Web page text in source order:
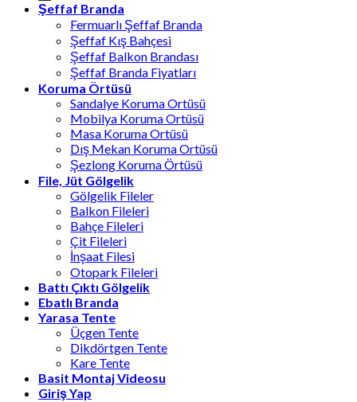
Şeffaf Branda
Fermuarlı Şeffaf Branda
Şeffaf Kış Bahçesi
Şeffaf Balkon Brandası
Şeffaf Branda Fiyatları
Koruma Örtüsü
Sandalye Koruma Ortüsü
Mobilya Koruma Ortüsü
Masa Koruma Ortüsü
Dış Mekan Koruma Ortüsü
Şezlong Koruma Örtüsü
File, Jüt Gölgelik
Gölgelik Fileler
Balkon Fileleri
Bahçe Fileleri
Çit Fileleri
İnşaat Filesi
Otopark Fileleri
Battı Çıktı Gölgelik
Ebatlı Branda
Yarasa Tente
Üçgen Tente
Dikdörtgen Tente
Kare Tente
Basit Montaj Videosu
Giriş Yap